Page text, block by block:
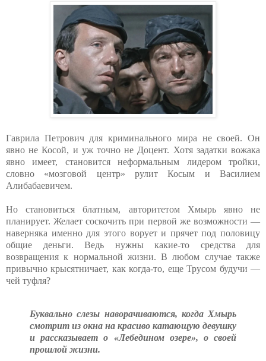
Гаврила Петрович для криминального мира не своей. Он
явно не Косой, и уж точно не Доцент. Хотя задатки вожака
явно имеет, становится неформальным лидером тройки,
словно «мозговой центр» рулит Косым и Василием
Алибабаевичем.
Но становиться блатным, авторитетом Хмырь явно не
планирует. Желает соскочить при первой же возможности —
наверняка именно для этого ворует и прячет под половицу
общие деньги. Ведь нужны какие-то средства для
возвращения к нормальной жизни. В любом случае также
привычно крысятничает, как когда-то, еще Трусом будучи —
чей туфля?
Буквально слезы наворачиваются, когда Хмырь
смотрит из окна на красиво катающую девушку
и рассказывает о «Лебедином озере», о своей
прошлой жизни.